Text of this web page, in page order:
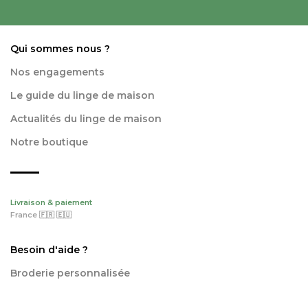
Qui sommes nous ?
Nos engagements
Le guide du linge de maison
Actualités du linge de maison
Notre boutique
Livraison & paiement
France 🇫🇷 🇪🇺
Besoin d'aide ?
Broderie personnalisée